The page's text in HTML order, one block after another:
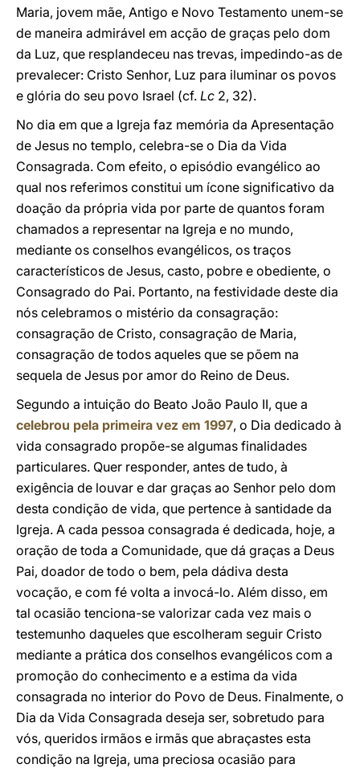
Maria, jovem mãe, Antigo e Novo Testamento unem-se
de maneira admirável em acção de graças pelo dom
da Luz, que resplandeceu nas trevas, impedindo-as de
prevalecer: Cristo Senhor, Luz para iluminar os povos
e glória do seu povo Israel (cf. Lc 2, 32).
No dia em que a Igreja faz memória da Apresentação
de Jesus no templo, celebra-se o Dia da Vida
Consagrada. Com efeito, o episódio evangélico ao
qual nos referimos constitui um ícone significativo da
doação da própria vida por parte de quantos foram
chamados a representar na Igreja e no mundo,
mediante os conselhos evangélicos, os traços
característicos de Jesus, casto, pobre e obediente, o
Consagrado do Pai. Portanto, na festividade deste dia
nós celebramos o mistério da consagração:
consagração de Cristo, consagração de Maria,
consagração de todos aqueles que se põem na
sequela de Jesus por amor do Reino de Deus.
Segundo a intuição do Beato João Paulo II, que a
celebrou pela primeira vez em 1997, o Dia dedicado à
vida consagrado propõe-se algumas finalidades
particulares. Quer responder, antes de tudo, à
exigência de louvar e dar graças ao Senhor pelo dom
desta condição de vida, que pertence à santidade da
Igreja. A cada pessoa consagrada é dedicada, hoje, a
oração de toda a Comunidade, que dá graças a Deus
Pai, doador de todo o bem, pela dádiva desta
vocação, e com fé volta a invocá-lo. Além disso, em
tal ocasião tenciona-se valorizar cada vez mais o
testemunho daqueles que escolheram seguir Cristo
mediante a prática dos conselhos evangélicos com a
promoção do conhecimento e a estima da vida
consagrada no interior do Povo de Deus. Finalmente, o
Dia da Vida Consagrada deseja ser, sobretudo para
vós, queridos irmãos e irmãs que abraçastes esta
condição na Igreja, uma preciosa ocasião para